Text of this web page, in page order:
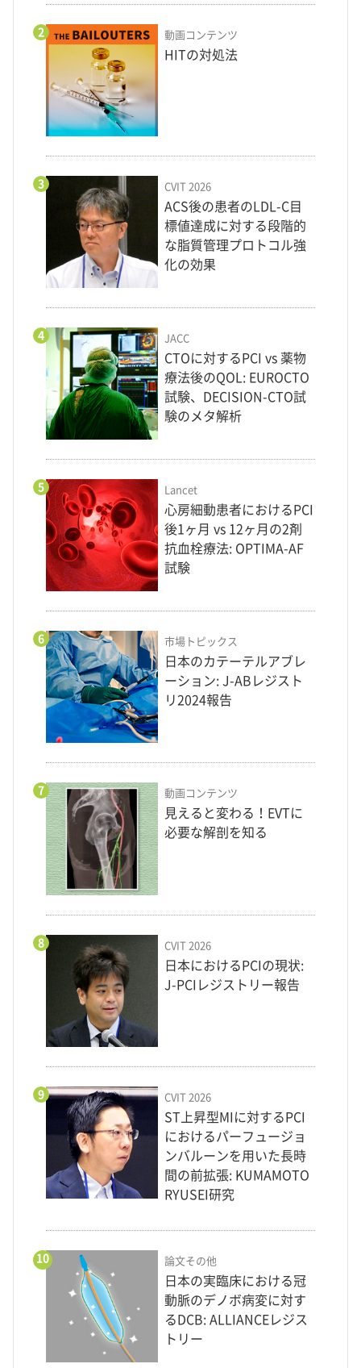
2 動画コンテンツ
HITの対処法
3 CVIT 2026
ACS後の患者のLDL-C目
標値達成に対する段階的
な脂質管理プロトコル強
化の効果
4 JACC
CTOに対するPCI vs 薬物
療法後のQOL: EUROCTO
試験、DECISION-CTO試
験のメタ解析
5 Lancet
心房細動患者におけるPCI
後1ヶ月 vs 12ヶ月の2剤
抗血栓療法: OPTIMA-AF
試験
6 市場トピックス
日本のカテーテルアブレ
ーション: J-ABレジスト
リ2024報告
7 動画コンテンツ
見えると変わる！EVTに
必要な解剖を知る
8 CVIT 2026
日本におけるPCIの現状:
J-PCIレジストリー報告
9 CVIT 2026
ST上昇型MIに対するPCI
におけるパーフュージョ
ンバルーンを用いた長時
間の前拡張: KUMAMOTO
RYUSEI研究
10 論文その他
日本の実臨床における冠
動脈のデノボ病変に対す
るDCB: ALLIANCEレジス
トリー